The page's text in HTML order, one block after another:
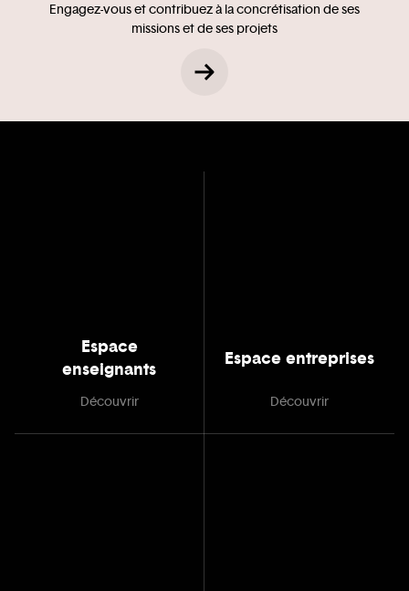
Engagez-vous et contribuez à la concrétisation de ses
missions et de ses projets
Espace
enseignants
Découvrir
Espace entreprises
Découvrir